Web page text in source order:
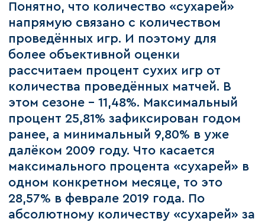
Понятно, что количество «сухарей»
напрямую связано с количеством
проведённых игр. И поэтому для
более объективной оценки
рассчитаем процент сухих игр от
количества проведённых матчей. В
этом сезоне - 11,48%. Максимальный
процент 25,81% зафиксирован годом
ранее, а минимальный 9,80% в уже
далёком 2009 году. Что касается
максимального процента «сухарей» в
одном конкретном месяце, то это
28,57% в феврале 2019 года. По
абсолютному количеству «сухарей» за